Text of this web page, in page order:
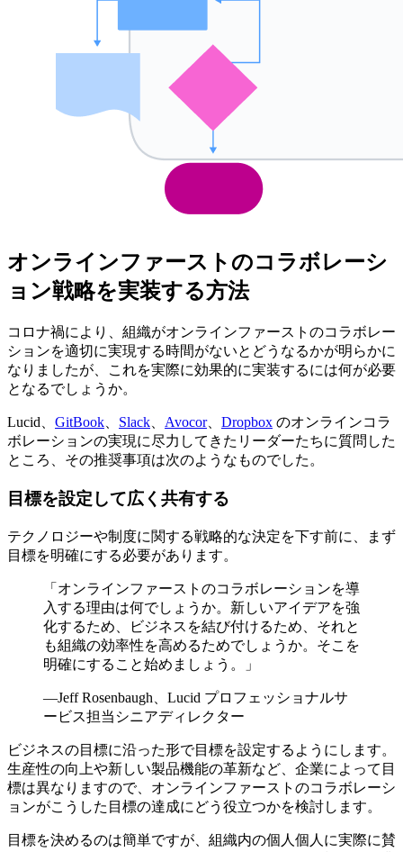
オンラインファーストのコラボレーシ
ョン戦略を実装する方法
コロナ禍により、組織がオンラインファーストのコラボレー
ションを適切に実現する時間がないとどうなるかが明らかに
なりましたが、これを実際に効果的に実装するには何が必要
となるでしょうか。
Lucid、 GitBook Slack Avocor、 Dropbox のオンラインコラ
ボレーションの実現に尽力してきたリーダーたちに質問した
ところ、その推奨事項は次のようなものでした。
目標を設定して広く共有する
テクノロジーや制度に関する戦略的な決定を下す前に、まず
目標を明確にする必要があります。
「オンラインファーストのコラボレーションを導
入する理由は何でしょうか。新しいアイデアを強
化するため、ビジネスを結び付けるため、それと
も組織の効率性を高めるためでしょうか。そこを
明確にすること始めましょう。」
—Jeff Rosenbaugh、Lucid プロフェッショナルサ
ービス担当シニアディレクター
ビジネスの目標に沿った形で目標を設定するようにします。
生産性の向上や新しい製品機能の革新など、企業によって目
標は異なりますので、オンラインファーストのコラボレーシ
ョンがこうした目標の達成にどう役立つかを検討します。
目標を決めるのは簡単ですが、組織内の個人個人に実際に賛